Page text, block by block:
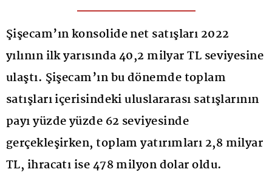
Şişecam’ın konsolide net satışları 2022
yılının ilk yarısında 40,2 milyar TL seviyesine
ulaştı. Şişecam’ın bu dönemde toplam
satışları içerisindeki uluslararası satışlarının
payı yüzde yüzde 62 seviyesinde
gerçekleşirken, toplam yatırımları 2,8 milyar
TL, ihracatı ise 478 milyon dolar oldu.